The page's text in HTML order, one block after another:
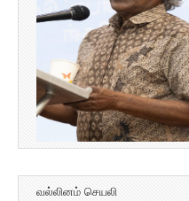
வல்லினம் செயலி